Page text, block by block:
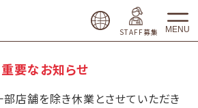
STAFF募集 MENU
重要なお知らせ
店舗を除き休業とさせていただき